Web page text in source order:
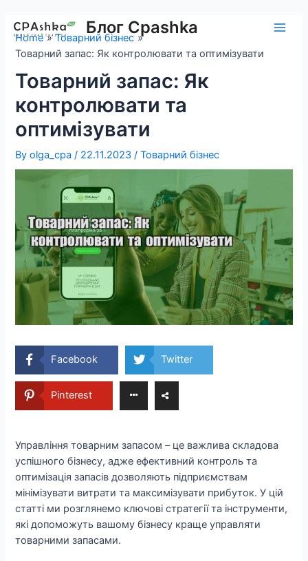
content
Блог Cpashka
Home
Товарний бізнес
Товарний запас: Як контролювати та оптимізувати
Товарний запас: Як
контролювати та
оптимізувати
Byolga_cpa/ 22.11.2023/Товарний бізнес
Facebook Twitter
Pinterest
Управління товарним запасом – це важлива складова
успішного бізнесу, адже ефективний контроль та
оптимізація запасів дозволяють підприємствам
мінімізувати витрати та максимізувати прибуток. У цій
статті ми розглянемо ключові стратегії та інструменти,
які допоможуть вашому бізнесу краще управляти
товарними запасами.